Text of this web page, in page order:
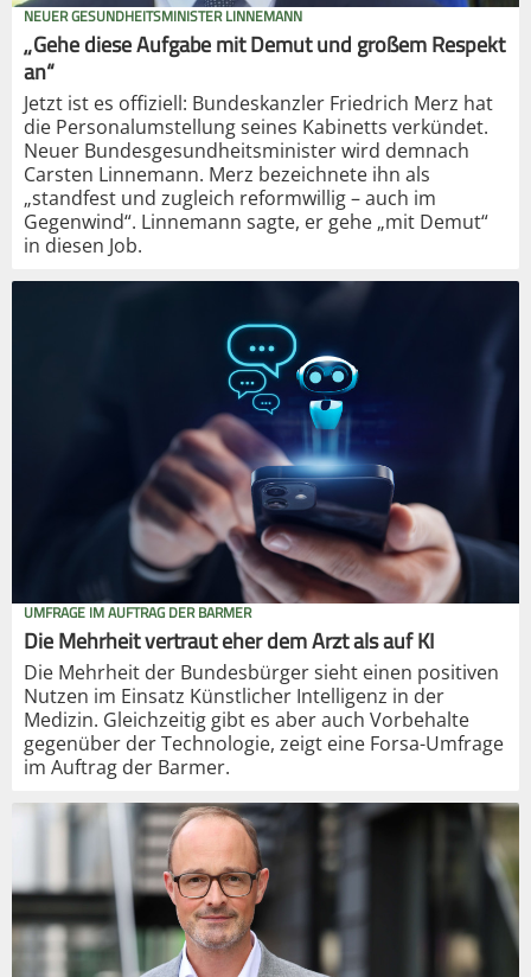
NEUER GESUNDHEITSMINISTER LINNEMANN
„Gehe diese Aufgabe mit Demut und großem Respekt
an“
Jetzt ist es offiziell: Bundeskanzler Friedrich Merz hat
die Personalumstellung seines Kabinetts verkündet.
Neuer Bundesgesundheitsminister wird demnach
Carsten Linnemann. Merz bezeichnete ihn als
„standfest und zugleich reformwillig – auch im
Gegenwind“. Linnemann sagte, er gehe „mit Demut“
in diesen Job.
UMFRAGE IM AUFTRAG DER BARMER
Die Mehrheit vertraut eher dem Arzt als auf KI
Die Mehrheit der Bundesbürger sieht einen positiven
Nutzen im Einsatz Künstlicher Intelligenz in der
Medizin. Gleichzeitig gibt es aber auch Vorbehalte
gegenüber der Technologie, zeigt eine Forsa-Umfrage
im Auftrag der Barmer.